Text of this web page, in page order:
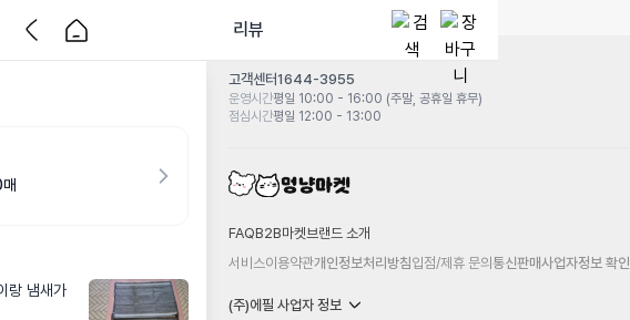
리뷰
랑 냄새가
고객센터1644-3955
운영시간평일 10:00 - 16:00 (주말, 공휴일 휴무)
점심시간평일 12:00 - 13:00
FAQB2B마켓 브랜드 소개
서비스이용약관개인정보처리방침입점/제휴 문의통신판매사업자정보 확인
(주)에필 사업자 정보